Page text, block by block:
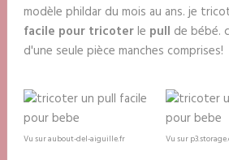
modèle phildar du mois au ans. je
facile pour tricoterle pull de bébé.
d'une seule pièce manches comprises!
Vu sur aubout-del-aiguille.fr Vu sur